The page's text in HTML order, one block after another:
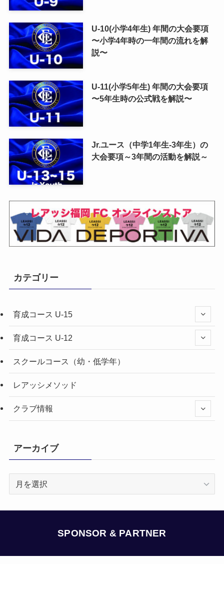
U-10(小学4年生) 年間の大会要項
〜小学4年時の一年間の流れを解
説〜
U-11(小学5年生) 年間の大会要項
〜5年生時の公式戦を解説〜
Jr.ユース（中学1年生-3年生）の
大会要項～3年間の活動を解説～
カテゴリー
育成コース U-15
育成コース U-12
スクールコース（幼・低学年）
レアッシメソッド
クラブ情報
アーカイブ
SPONSOR & PARTNER